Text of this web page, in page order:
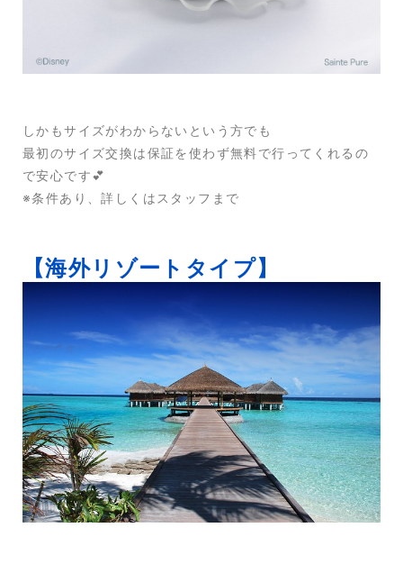
しかもサイズがわからないという方でも
最初のサイズ交換は保証を使わず無料で行ってくれるの
で安心です💕
※条件あり、詳しくはスタッフまで
【海外リゾートタイプ】